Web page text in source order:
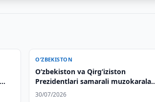
O‘ZBEKISTON
Oʻzbekiston va Qirgʻiziston
Prezidentlari samarali muzokaralar
yakunlarini sarhisob qildilar
30/07/2026